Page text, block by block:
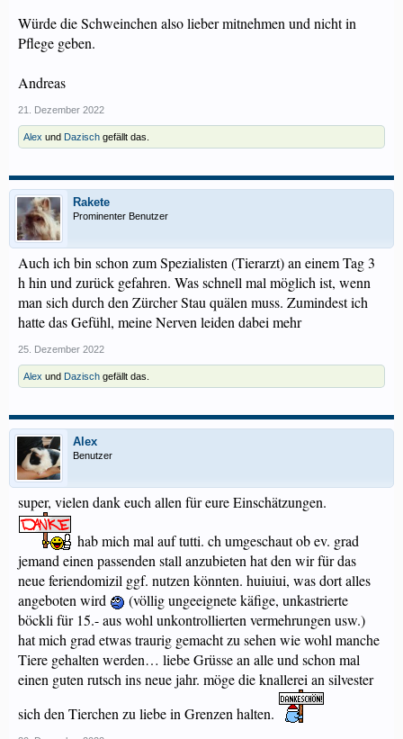
Würde die Schweinchen also lieber mitnehmen und nicht in
Pflege geben.
Andreas
21. Dezember 2022
Alex und Dazisch gefällt das.
Rakete
Prominenter Benutzer
Auch ich bin schon zum Spezialisten (Tierarzt) an einem Tag 3
h hin und zurück gefahren. Was schnell mal möglich ist, wenn
man sich durch den Zürcher Stau quälen muss. Zumindest ich
hatte das Gefühl, meine Nerven leiden dabei mehr
25. Dezember 2022
Alex und Dazisch gefällt das.
Alex
Benutzer
super, vielen dank euch allen für eure Einschätzungen.
hab mich mal auf tutti. ch umgeschaut ob ev. grad
jemand einen passenden stall anzubieten hat den wir für das
neue feriendomizil ggf. nutzen könnten. huiuiui, was dort alles
angeboten wird
(völlig ungeeignete käfige, unkastrierte
böckli für 15.- aus wohl unkontrollierten vermehrungen usw.)
hat mich grad etwas traurig gemacht zu sehen wie wohl manche
Tiere gehalten werden… liebe Grüsse an alle und schon mal
einen guten rutsch ins neue jahr. möge die knallerei an silvester
sich den Tierchen zu liebe in Grenzen halten.